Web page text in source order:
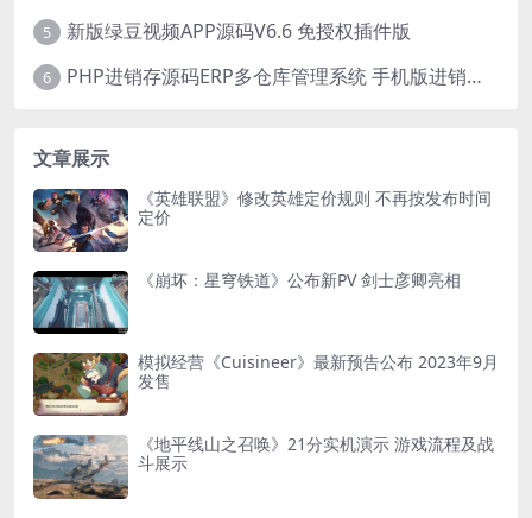
5 新版绿豆视频APP源码V6.6 免授权插件版
6 PHP进销存源码ERP多仓库管理系统 手机版进销存 php网络版进销存小程序
文章展示
《英雄联盟》修改英雄定价规则 不再按发布时间
定价
《崩坏：星穹铁道》公布新PV 剑士彦卿亮相
模拟经营《Cuisineer》最新预告公布 2023年9月
发售
《地平线山之召唤》21分实机演示 游戏流程及战
斗展示